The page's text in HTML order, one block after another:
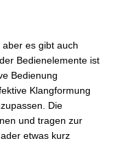
es gibt auch
Bedienelemente ist
Bedienung
Klangformung
Die
und tragen zur
etwas kurz